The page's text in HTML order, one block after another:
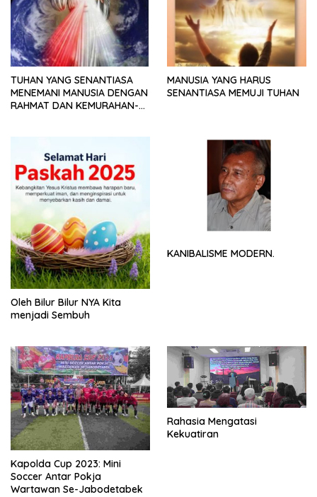
TUHAN YANG SENANTIASA
MENEMANI MANUSIA DENGAN
RAHMAT DAN KEMURAHAN-
MANUSIA YANG HARUS
SENANTIASA MEMUJI TUHAN
Oleh Bilur Bilur NYA Kita
menjadi Sembuh
KANIBALISME MODERN.
Kapolda Cup 2023: Mini
Soccer Antar Pokja
Wartawan Se-Jabodetabek
Rahasia Mengatasi
Kekuatiran